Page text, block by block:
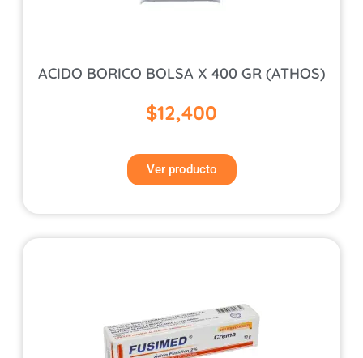
ACIDO BORICO BOLSA X 400 GR (ATHOS)
$12,400
Ver producto